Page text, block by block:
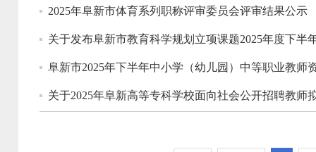
2025年阜新市体育系列职称评审委员会评审结果公示
关于发布阜新市教育科学规划立项课题2025年度下半
阜新市2025年下半年中小学（幼儿园）中等职业教师
关于2025年阜新高等专科学校面向社会公开招聘教师